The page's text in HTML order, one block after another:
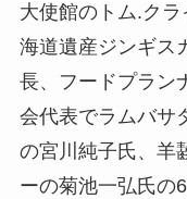
大使館のトム.ク
海道遺産ジンギス
長、フードプラン
会代表でラムバサ
の宮川純子氏、羊
ーの菊池一弘氏の